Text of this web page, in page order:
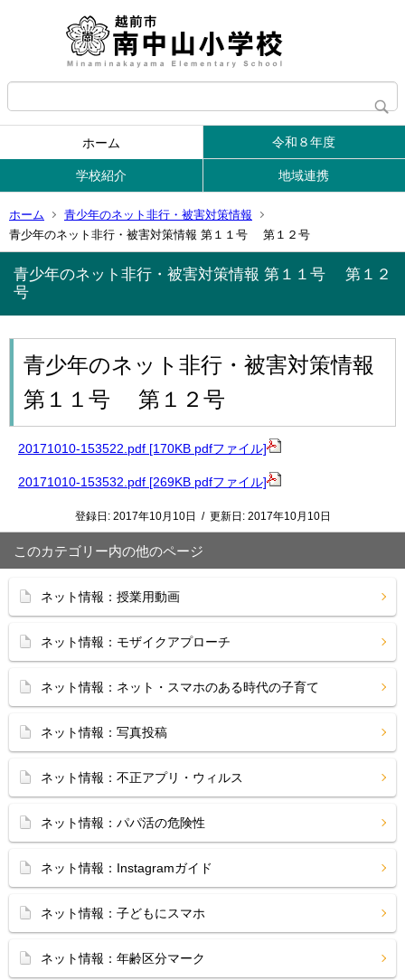
ホーム 令和８年度
学校紹介 地域連携
ホーム
青少年のネット非行・被害対策情報
青少年のネット非行・被害対策情報 第１１号 第１２号
青少年のネット非行・被害対策情報 第１１号 第１２
号
青少年のネット非行・被害対策情報
第１１号 第１２号
20171010-153522.pdf [170KB pdfファイル]
20171010-153532.pdf [269KB pdfファイル]
登録日: 2017年10月10日 / 更新日: 2017年10月10日
このカテゴリー内の他のページ
ネット情報：授業用動画
ネット情報：モザイクアプローチ
ネット情報：ネット・スマホのある時代の子育て
ネット情報：写真投稿
ネット情報：不正アプリ・ウィルス
ネット情報：パパ活の危険性
ネット情報：Instagramガイド
ネット情報：子どもにスマホ
ネット情報：年齢区分マーク